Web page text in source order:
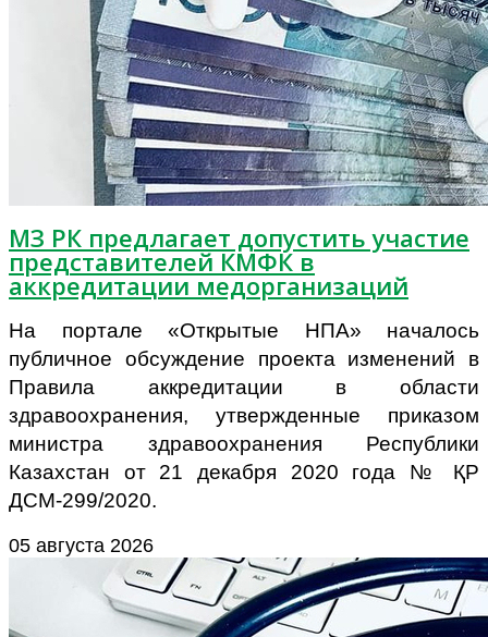
МЗ РК предлагает допустить участие
представителей КМФК в
аккредитации медорганизаций
На портале «Открытые НПА» началось
публичное обсуждение проекта изменений в
Правила аккредитации в области
здравоохранения, утвержденные приказом
министра здравоохранения Республики
Казахстан от 21 декабря 2020 года № ҚР
ДСМ-299/2020.
05 августа 2026